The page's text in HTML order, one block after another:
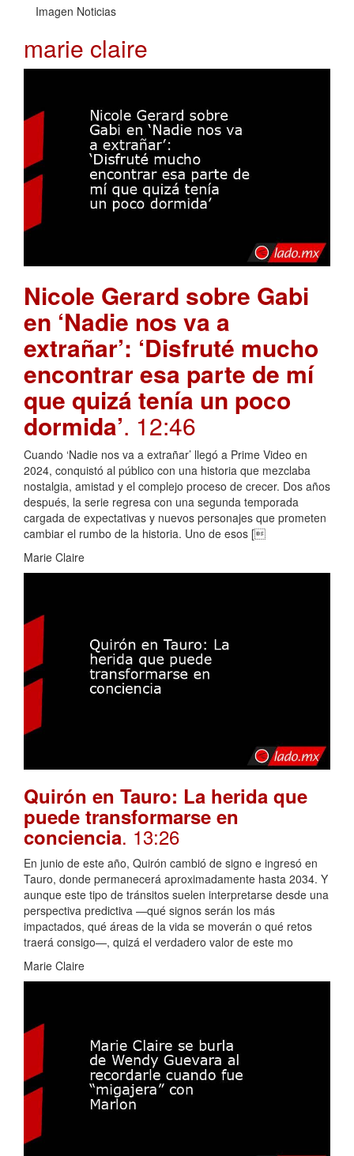
Imagen Noticias
marie claire
Nicole Gerard sobre Gabi
en ‘Nadie nos va a
extrañar’: ‘Disfruté mucho
encontrar esa parte de mí
que quizá tenía un poco
dormida’. 12:46
Cuando ‘Nadie nos va a extrañar’ llegó a Prime Video en
2024, conquistó al público con una historia que mezclaba
nostalgia, amistad y el complejo proceso de crecer. Dos años
después, la serie regresa con una segunda temporada
cargada de expectativas y nuevos personajes que prometen
cambiar el rumbo de la historia. Uno de esos [
Marie Claire
Quirón en Tauro: La herida que
puede transformarse en
conciencia. 13:26
En junio de este año, Quirón cambió de signo e ingresó en
Tauro, donde permanecerá aproximadamente hasta 2034. Y
aunque este tipo de tránsitos suelen interpretarse desde una
perspectiva predictiva —qué signos serán los más
impactados, qué áreas de la vida se moverán o qué retos
traerá consigo—, quizá el verdadero valor de este mo
Marie Claire